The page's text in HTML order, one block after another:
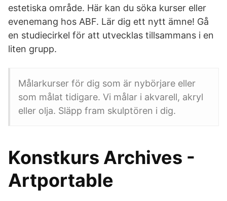
estetiska område. Här kan du söka kurser eller
evenemang hos ABF. Lär dig ett nytt ämne! Gå
en studiecirkel för att utvecklas tillsammans i en
liten grupp.
Målarkurser för dig som är nybörjare eller
som målat tidigare. Vi målar i akvarell, akryl
eller olja. Släpp fram skulptören i dig.
Konstkurs Archives -
Artportable